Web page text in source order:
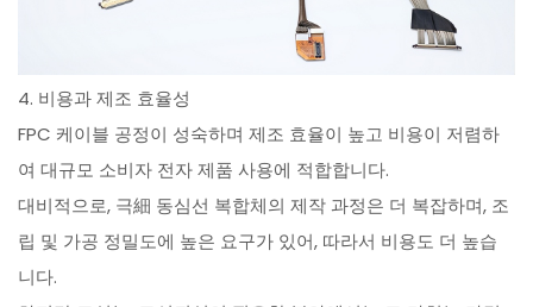
4. 비용과 제조 효율성
FPC 케이블 공정이 성숙하며 제조 효율이 높고 비용이 저렴하
여 대규모 소비자 전자 제품 사용에 적합합니다.
대비적으로, 극細 동심선 복합체의 제작 과정은 더 복잡하며, 조
립 및 가공 정밀도에 높은 요구가 있어, 따라서 비용도 더 높습
니다.